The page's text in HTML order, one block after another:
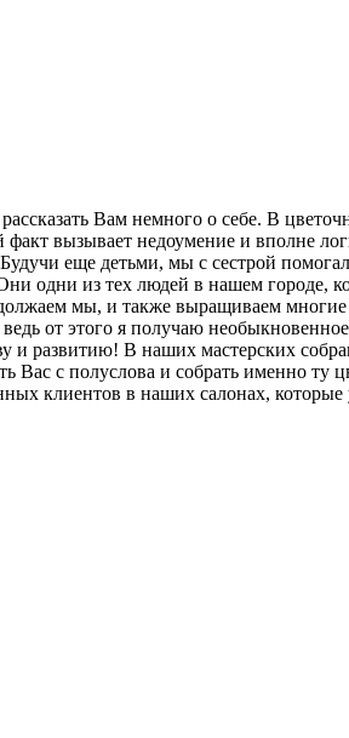
Вам немного о себе. В
вызывает недоумение и вполне
еще детьми, мы с сестрой
одни из тех людей в нашем городе,
мы, и также выращиваем
от этого я получаю
и развитию! В наших мастерских
с полуслова и собрать именно
клиентов в наших салонах,